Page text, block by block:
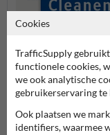
Veiligheidsborden op
Cookies
TrafficSupply
functionele cookies,
we ook analytische
gebruikerservaring te
Ook plaatsen we
identifiers, waarmee